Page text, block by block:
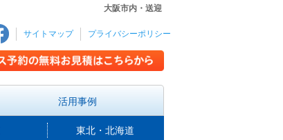
大阪市内・送迎
サイトマップ プライバシーポリシー
活用事例
東北・北海道